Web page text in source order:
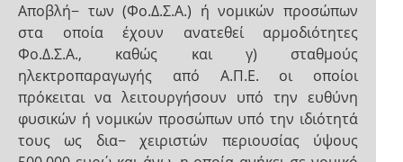
Αποβλή− των (Φο.Δ.Σ.Α.) ή νομικών προσώπων
στα οποία έχουν ανατεθεί αρμοδιότητες
Φο.Δ.Σ.Α., καθώς και γ) σταθμούς
ηλεκτροπαραγωγής από Α.Π.Ε. οι οποίοι
πρόκειται να λειτουργήσουν υπό την ευθύνη
φυσικών ή νομικών προσώπων υπό την ιδιότητά
τους ως δια− χειριστών περιουσίας ύψους